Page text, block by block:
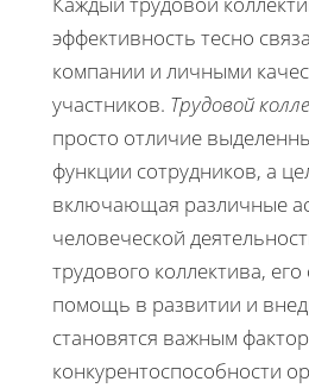
эффективность тесно
компании и личными
участников. Трудовой
просто отличие
функции сотрудников, а
включающая различные
человеческой
трудового коллектива,
помощь в развитии и
становятся важным
конкурентоспособности